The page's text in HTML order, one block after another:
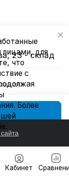
Кабинет
23 - склад
лицами, для
что
с
Более
.